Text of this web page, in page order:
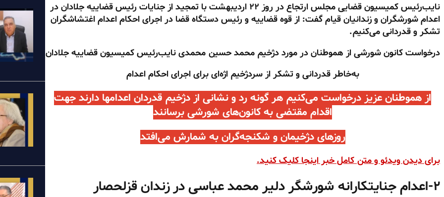
نایب‌رئیس کمیسیون قضایی مجلس ارتجاع در روز ۲۲ اردیبهشت با تمجید از جنایات رئیس قضاییه جلادان در
اعدام شورشگران و زندانیان قیام گفت: از قوه قضاییه و رئیس دستگاه قضا در اجرای احکام اعدام اغتشاشگران
تشکر و قدردانی می‌کنیم.
درخواست کانون شورشی از هموطنان در مورد دژخیم محمد حسین محمدی نایب‌رئیس کمیسیون قضاییه جلادان
به‌خاطر قدردانی و تشکر از سردژخیم اژه‌ای برای اجرای احکام اعدام
از هموطنان عزیز درخواست می‌کنیم هر گونه رد و نشانی از دژخیم قدردان اعدامها دارند جهت
اقدام مقتضی به کانون‌های شورشی برسانند
روزهای دژخیمان و شکنجه‌گران به شمارش می‌افتد
برای دیدن ویدئو و متن کامل خبر اینجا کلیک کنید.
۲- اعدام جنایتکارانه شورشگر دلیر محمد عباسی در زندان قزلحصار